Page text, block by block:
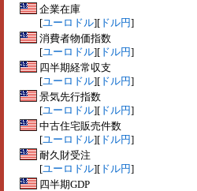
企業在庫
[ユーロドル][ ドル円]
消費者物価指数
[ユーロドル][ ドル円]
四半期経常収支
[ユーロドル][ ドル円]
景気先行指数
[ユーロドル][ ドル円]
中古住宅販売件数
[ユーロドル][ ドル円]
耐久財受注
[ユーロドル][ ドル円]
四半期GDP